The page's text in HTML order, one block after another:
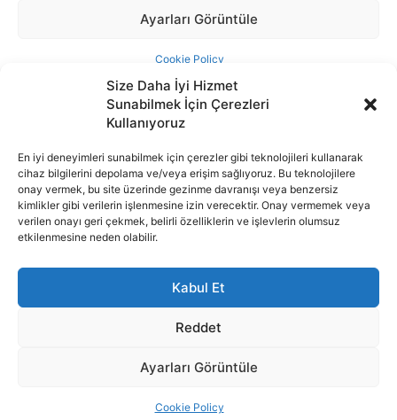
Size Daha İyi Hizmet
Sunabilmek İçin Çerezleri
Kullanıyoruz
En iyi deneyimleri sunabilmek için çerezler gibi teknolojileri kullanarak
cihaz bilgilerini depolama ve/veya erişim sağlıyoruz. Bu teknolojilere
onay vermek, bu site üzerinde gezinme davranışı veya benzersiz
kimlikler gibi verilerin işlenmesine izin verecektir. Onay vermemek veya
verilen onayı geri çekmek, belirli özelliklerin ve işlevlerin olumsuz
etkilenmesine neden olabilir.
Kabul Et
Reddet
Ayarları Görüntüle
Cookie Policy
İnternet portalımızda yer alan tüm haber metini, resim ve benzeri
içeriğin hakları Sigortamedya Yayıncılık A.Ş.'ye aittir. Hiçbir şekilde
basılı ya da elektronik bir ortamda, kaynak gösterilse bile izin
alınmadan kullanılamaz.